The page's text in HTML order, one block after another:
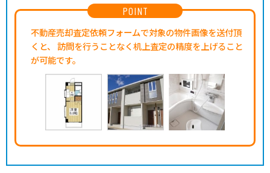
POINT
不動産売却査定依頼フォームで対象の物件画像を送付頂
くと、
訪問を行うことなく机上査定の精度を上げること
が可能です。